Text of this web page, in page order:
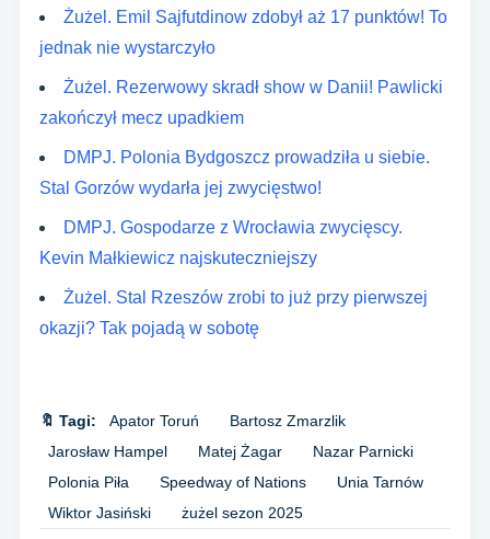
Żużel. Emil Sajfutdinow zdobył aż 17 punktów! To
jednak nie wystarczyło
Żużel. Rezerwowy skradł show w Danii! Pawlicki
zakończył mecz upadkiem
DMPJ. Polonia Bydgoszcz prowadziła u siebie.
Stal Gorzów wydarła jej zwycięstwo!
DMPJ. Gospodarze z Wrocławia zwycięscy.
Kevin Małkiewicz najskuteczniejszy
Żużel. Stal Rzeszów zrobi to już przy pierwszej
okazji? Tak pojadą w sobotę
🔖 Tagi: Apator Toruń
Bartosz Zmarzlik
Jarosław Hampel
Matej Żagar
Nazar Parnicki
Polonia Piła
Speedway of Nations
Unia Tarnów
Wiktor Jasiński
żużel sezon 2025